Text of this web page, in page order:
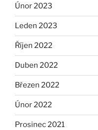
Únor 2023
Leden 2023
Říjen 2022
Duben 2022
Březen 2022
Únor 2022
Prosinec 2021